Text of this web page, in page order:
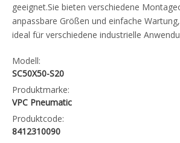
geeignet.Sie bieten verschiedene
anpassbare Größen und einfache
ideal für verschiedene industrielle
Modell:
SC50X50-S20
Produktmarke:
VPC Pneumatic
Produktcode:
8412310090